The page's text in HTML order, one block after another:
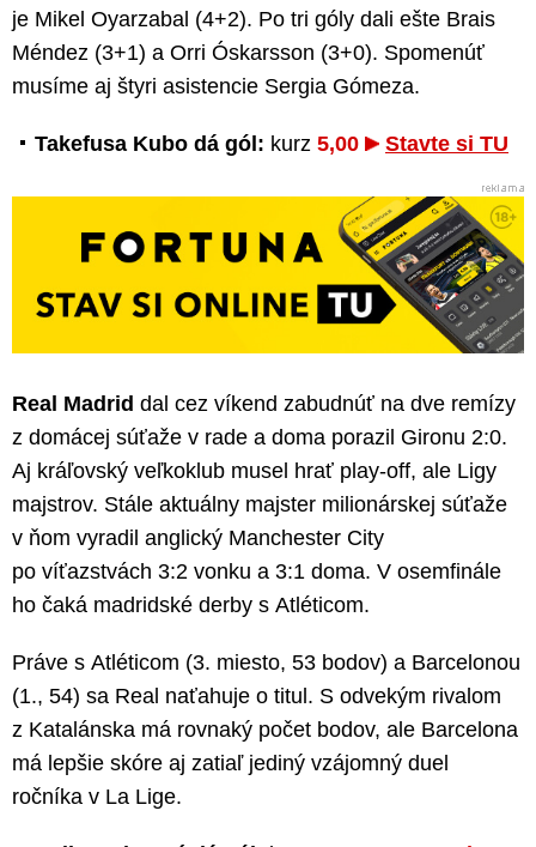
je Mikel Oyarzabal (4+2). Po tri góly dali ešte Brais
Méndez (3+1) a Orri Óskarsson (3+0). Spomenúť
musíme aj štyri asistencie Sergia Gómeza.
Takefusa Kubo dá gól: kurz 5,00 Stavte si TU
Real Madrid dal cez víkend zabudnúť na dve remízy
z domácej súťaže v rade a doma porazil Gironu 2:0.
Aj kráľovský veľkoklub musel hrať play-off, ale Ligy
majstrov. Stále aktuálny majster milionárskej súťaže
v ňom vyradil anglický Manchester City
po víťazstvách 3:2 vonku a 3:1 doma. V osemfinále
ho čaká madridské derby s Atléticom.
Práve s Atléticom (3. miesto, 53 bodov) a Barcelonou
(1., 54) sa Real naťahuje o titul. S odvekým rivalom
z Katalánska má rovnaký počet bodov, ale Barcelona
má lepšie skóre aj zatiaľ jediný vzájomný duel
ročníka v La Lige.